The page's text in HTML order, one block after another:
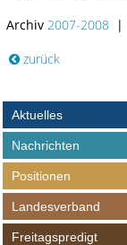
Archiv 2007-2008 |
zurück
Aktuelles
Nachrichten
Positionen
Landesverband
Freitagspredigt